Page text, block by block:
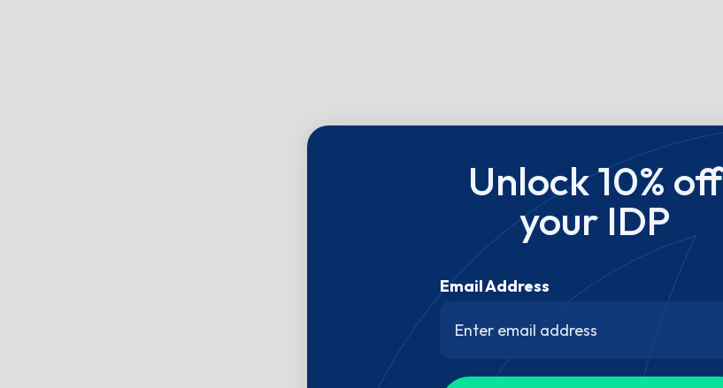
Unlock 10% off
your IDP
Email Address